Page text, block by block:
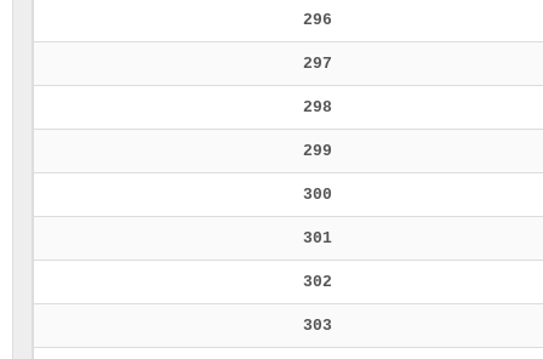
296
297
298
299
300
301
302
303